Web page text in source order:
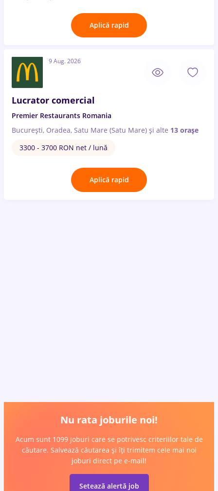
Aplică rapid
9 Aug. 2026
Lucrator comercial
Premier Restaurants Romania
București, Oradea, Satu Mare (Satu Mare) și alte 13 orașe
3300 - 3700 RON net / lună
Aplică rapid
Nu rata joburile noi!
Acum sunt 1099 joburi care se potrivesc criteriilor tale de
căutare. Salvează căutarea și îți trimitem cele mai noi
joburi direct pe e-mail!
Setează alertă job